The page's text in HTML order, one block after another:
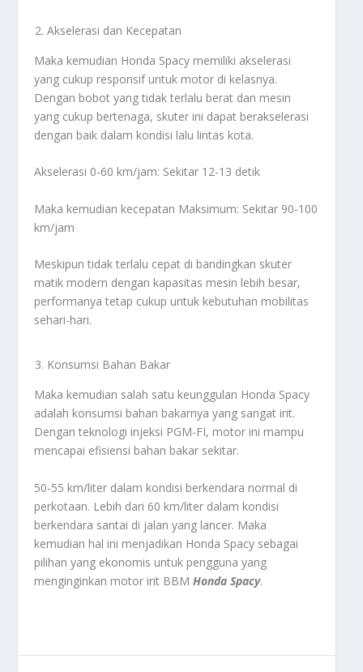
Akselerasi dan Kecepatan
Maka kemudian Honda Spacy memiliki akselerasi
yang cukup responsif untuk motor di kelasnya.
Dengan bobot yang tidak terlalu berat dan mesin
yang cukup bertenaga, skuter ini dapat berakselerasi
dengan baik dalam kondisi lalu lintas kota.
Akselerasi 0-60 km/jam: Sekitar 12-13 detik
Maka kemudian kecepatan Maksimum: Sekitar 90-100
km/jam
Meskipun tidak terlalu cepat di bandingkan skuter
matik modern dengan kapasitas mesin lebih besar,
performanya tetap cukup untuk kebutuhan mobilitas
sehari-hari.
Konsumsi Bahan Bakar
Maka kemudian salah satu keunggulan Honda Spacy
adalah konsumsi bahan bakarnya yang sangat irit.
Dengan teknologi injeksi PGM-FI, motor ini mampu
mencapai efisiensi bahan bakar sekitar.
50-55 km/liter dalam kondisi berkendara normal di
perkotaan. Lebih dari 60 km/liter dalam kondisi
berkendara santai di jalan yang lancer. Maka
kemudian hal ini menjadikan Honda Spacy sebagai
pilihan yang ekonomis untuk pengguna yang
menginginkan motor irit BBM Honda Spacy.